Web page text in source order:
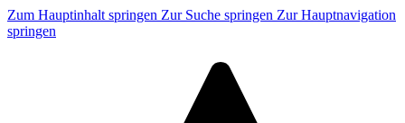
Zum Hauptinhalt springen Zur Suche springen Zur Hauptnavigation
springen